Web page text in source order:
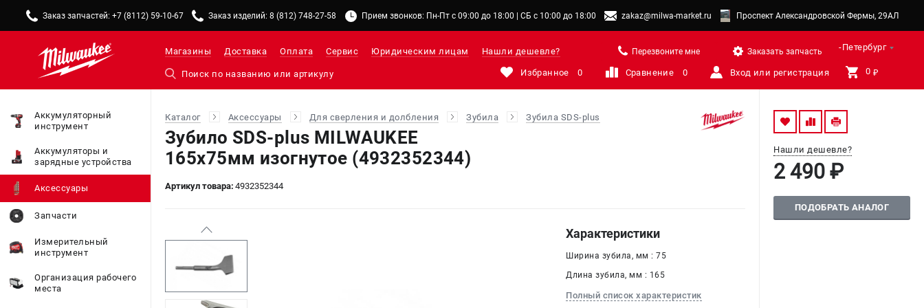
Заказ запчастей: +7 (8112) 59-10-67 Заказ изделий: 8 (812) 748-27-58 Прием звонков: Пн-Пт с 09:00 до 18:00 | СБ с 10:00 до 18:00 zakaz@milwa-market.ru Проспект Александровской Фермы, 29АЛ
Санкт-Петербург
Магазины Доставка Оплата Сервис Юридическим лицам Нашли дешевле? Перезвоните мне Заказать запчасть
Избранное 0 Сравнение 0 Вход или регистрация 0 ₽
Аккумуляторный
инструмент
Аккумуляторы и
зарядные устройства
Аксессуары
Запчасти
Измерительный
инструмент
Организация рабочего
места
Каталог Аксессуары Для сверления и долбления Зубила Зубила SDS-plus
Зубило SDS-plus MILWAUKEE
165х75мм изогнутое (4932352344)
Артикул товара: 4932352344
Нашли дешевле?
2 490 ₽
ПОДОБРАТЬ АНАЛОГ
Характеристики
Ширина зубила, мм : 75
Длина зубила, мм : 165
Полный список характеристик